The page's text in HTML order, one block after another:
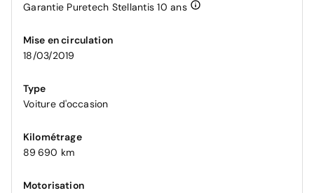
Garantie Puretech Stellantis 10 ans
Mise en circulation
18/03/2019
Type
Voiture d'occasion
Kilométrage
89 690 km
Motorisation